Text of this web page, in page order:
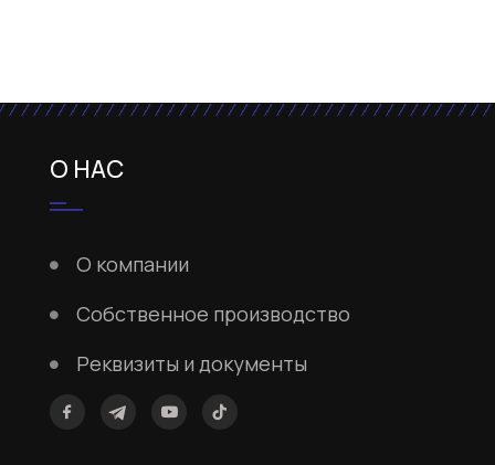
О НАС
О компании
Собственное производство
Реквизиты и документы